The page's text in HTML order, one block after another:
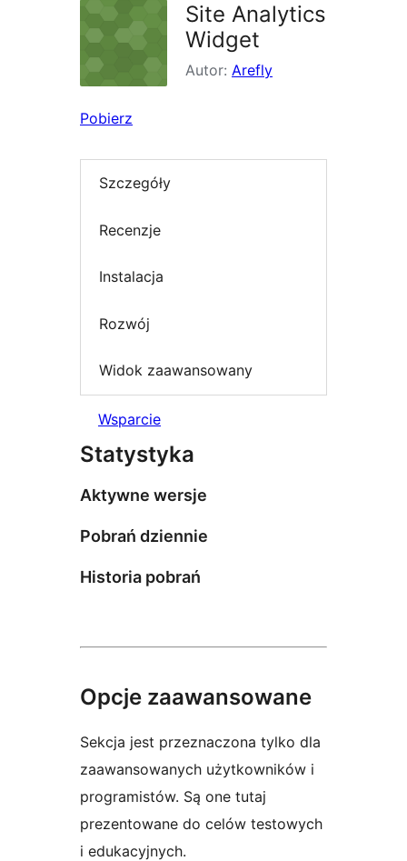
Site Analytics
Widget
Autor: Arefly
Pobierz
Szczegóły
Recenzje
Instalacja
Rozwój
Widok zaawansowany
Wsparcie
Statystyka
Aktywne wersje
Pobrań dziennie
Historia pobrań
Opcje zaawansowane
Sekcja jest przeznaczona tylko dla
zaawansowanych użytkowników i
programistów. Są one tutaj
prezentowane do celów testowych
i edukacyjnych.